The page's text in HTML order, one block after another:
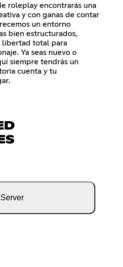
roleplay encontrarás una
y con ganas de contar
un entorno
bien estructurados,
libertad total para
Ya seas nuevo o
siempre tendrás un
cuenta y tu